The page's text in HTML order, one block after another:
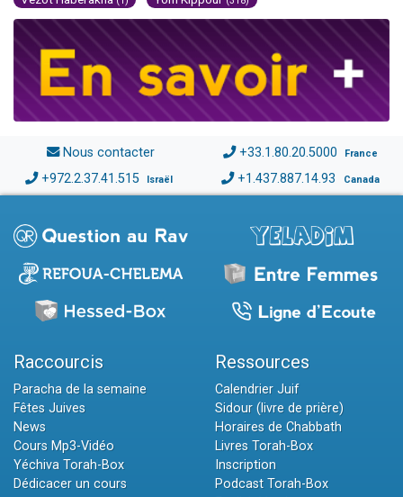
Nous contacter +33.1.80.20.5000 France
+972.2.37.41.515 Israël +1.437.887.14.93 Canada
Raccourcis
Paracha de la semaine
Fêtes Juives
News
Cours Mp3-Vidéo
Yéchiva Torah-Box
Dédicacer un cours
Ressources
Calendrier Juif
Sidour (livre de prière)
Horaires de Chabbath
Livres Torah-Box
Inscription
Podcast Torah-Box